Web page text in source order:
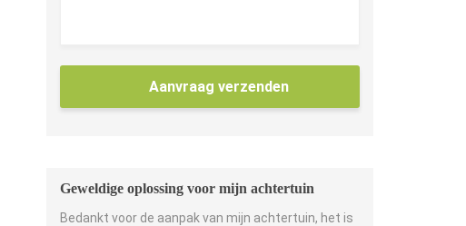
Aanvraag verzenden
Geweldige oplossing voor mijn achtertuin
Bedankt voor de aanpak van mijn achtertuin, het is